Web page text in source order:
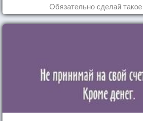
Обязательно сделай